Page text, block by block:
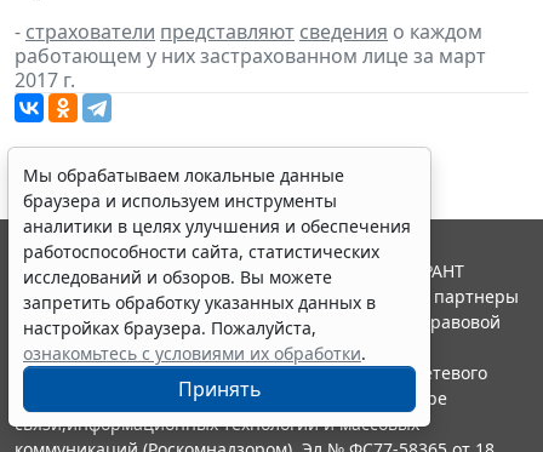
- страхователи представляют сведения о каждом
работающем у них застрахованном лице за март
2017 г.
Мы обрабатываем локальные данные
браузера и используем инструменты
аналитики в целях улучшения и обеспечения
работоспособности сайта, статистических
исследований и обзоров. Вы можете
запретить обработку указанных данных в
настройках браузера. Пожалуйста,
ознакомьтесь с условиями их обработки.
Принять
© ООО "НПП "ГАРАНТ-СЕРВИС", 2026. Система ГАРАНТ
выпускается с 1990 года. Компания "Гарант" и ее партнеры
являются участниками Российской ассоциации правовой
информации ГАРАНТ.
Портал ГАРАНТ.РУ зарегистрирован в качестве сетевого
издания Федеральной службой по надзору в сфере
связи,информационных технологий и массовых